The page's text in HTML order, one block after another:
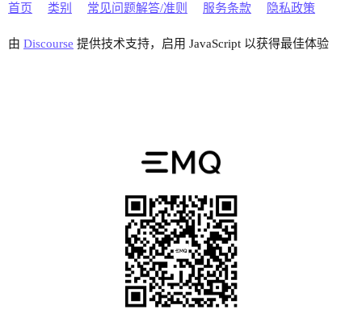
首页 类别 常见问题解答/准则 服务条款 隐私政策
由 Discourse 提供技术支持，启用 JavaScript 以获得最佳体验